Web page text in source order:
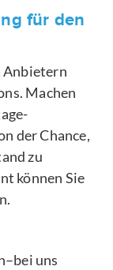
für den
Anbietern
Machen
der Chance,
zu
können Sie
uns